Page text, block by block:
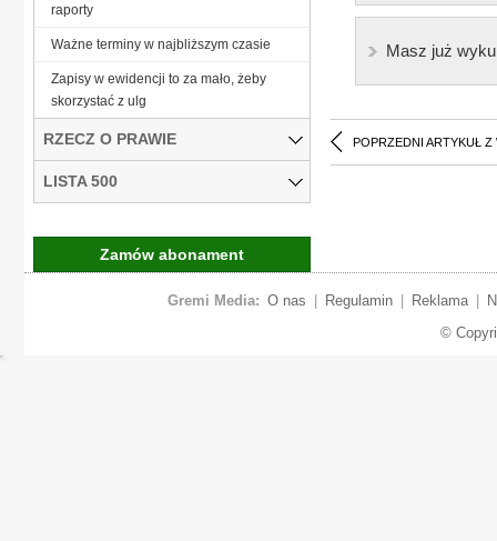
Masz już
POPRZEDNI ARTYKUŁ Z
raporty
Ważne terminy w najbliższym czasie
Zapisy w ewidencji to za mało, żeby
skorzystać z ulg
RZECZ O PRAWIE
LISTA 500
Zamów abonament
Gremi Media: O nas Regulamin Reklama
©